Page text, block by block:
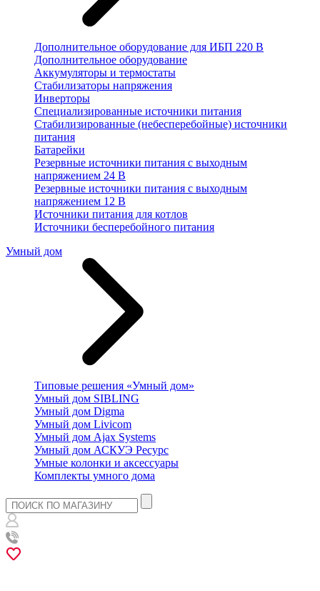
Дополнительное оборудование для ИБП 220 В
Дополнительное оборудование
Аккумуляторы и термостаты
Стабилизаторы напряжения
Инверторы
Специализированные источники питания
Стабилизированные (небесперебойные) источники
питания
Батарейки
Резервные источники питания с выходным
напряжением 24 В
Резервные источники питания с выходным
напряжением 12 В
Источники питания для котлов
Источники бесперебойного питания
Умный дом
Типовые решения «Умный дом»
Умный дом SIBLING
Умный дом Digma
Умный дом Livicom
Умный дом Ajax Systems
Умный дом АСКУЭ Ресурс
Умные колонки и аксессуары
Комплекты умного дома